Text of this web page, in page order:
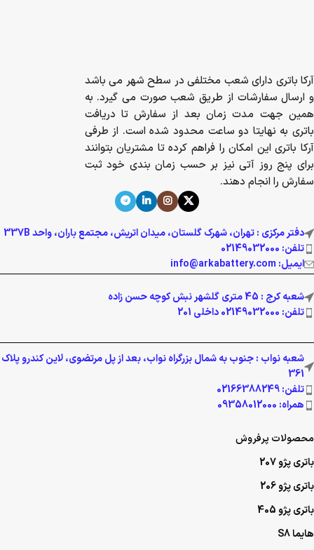
باتری به نهایتا دو ساعت محدود شده است. از طرفی
آرکا باتری این امکان را فراهم کرده تا مشتریان بتوانند
برای پنج روز آتی نیز بر حسب زمان بندی خود ثبت
سفارش را انجام دهند.
دفتر مرکزی : تهران، شهرک گلستان، میدان اتریش، مجتمع باران، واحد 337B
شعبه کرج : 45 متری گلشهر نبش کوچه حسن زاده
تلفن: 02149032000 داخلی 201
شعبه نواب : جنوب به شمال بزرگراه نواب، بعد از پل مرتضوی، لاین کندرو پلاک
تلفن: 02166388249
همراه: 09358012000
محصولات پرفروش
باتری پژو 206
باتری پژو 405
هایما S8
هایما S7
هایما S6